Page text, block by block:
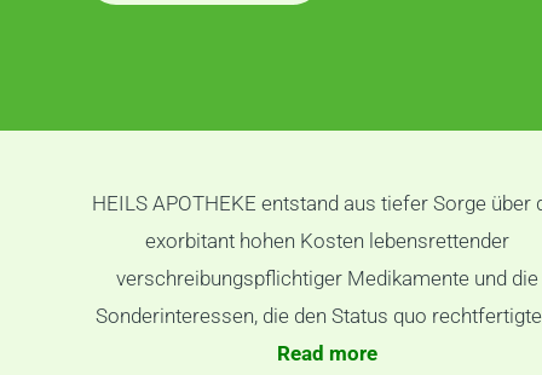
HEILS APOTHEKE entstand aus tiefer Sorge über
exorbitant hohen Kosten lebensrettender
verschreibungspflichtiger Medikamente und die
Sonderinteressen, die den Status quo
Read more